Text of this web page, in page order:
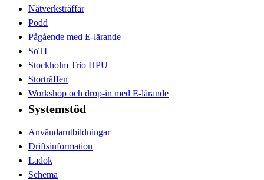
Nätverksträffar
Podd
Pågående med E-lärande
SoTL
Stockholm Trio HPU
Storträffen
Workshop och drop-in med E-lärande
Systemstöd
Användarutbildningar
Driftsinformation
Ladok
Schema